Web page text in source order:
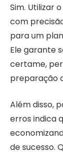
Sim. Utilizar
com
para um
Ele garante
certame,
preparação
Além disso,
erros indica
de sucesso.